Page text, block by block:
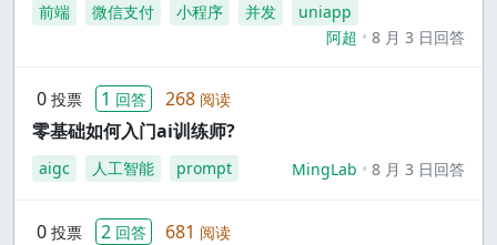
前端 微信支付 小程序 并发
uniapp
阿超
8 月 3 日回答
0 投票 1 回答 268 阅读
零基础如何入门ai训练师?
aigc 人工智能 prompt MingLab 8 月 3 日回答
0 投票 2 回答 681 阅读